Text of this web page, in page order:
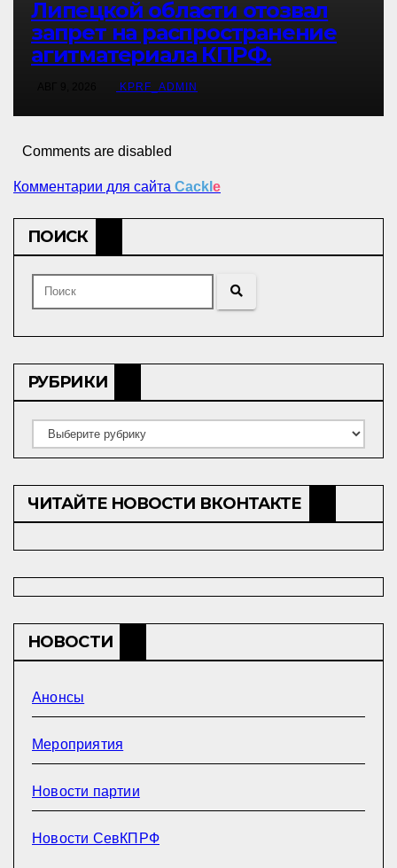
Липецкой области отозвал
запрет на распространение
агитматериала КПРФ.
KPRF_ADMIN
Comments are disabled
Комментарии для сайта Cackl e
ПОИСК
РУБРИКИ
Рубрики
ЧИТАЙТЕ НОВОСТИ ВКОНТАКТЕ
НОВОСТИ
Анонсы
Мероприятия
Новости партии
Новости СевКПРФ